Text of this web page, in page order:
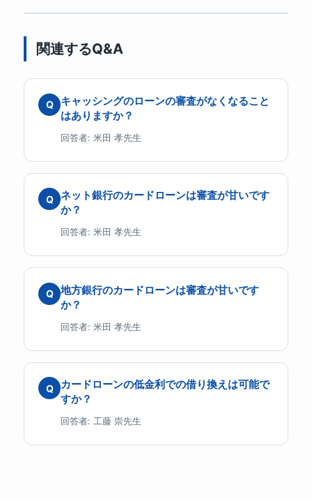
関連するQ&A
Q
キャッシングのローンの審査がなくなること
はありますか？
回答者: 米田 孝先生
Q
ネット銀行のカードローンは審査が甘いです
か？
回答者: 米田 孝先生
Q
地方銀行のカードローンは審査が甘いです
か？
回答者: 米田 孝先生
Q
カードローンの低金利での借り換えは可能で
すか？
回答者: 工藤 崇先生